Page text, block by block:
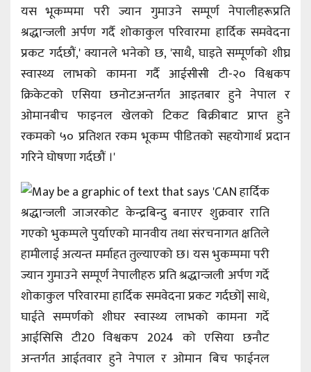
यस भूकम्पमा परी ज्यान गुमाउने सम्पूर्ण नेपालीहरूप्रति
श्रद्धान्जली अर्पण गर्दै शोकाकुल परिवारमा हार्दिक समवेदना
प्रकट गर्दछौं,' क्यानले भनेको छ, 'साथै, घाइते सम्पूर्णको शीघ्र
स्वास्थ्य लाभको कामना गर्दै आईसीसी टी-२० विश्वकप
क्रिकेटको एसिया छनोटअन्तर्गत आइतबार हुने नेपाल र
ओमानबीच फाइनल खेलको टिकट बिक्रीबाट प्राप्त हुने
रकमको ५० प्रतिशत रकम भूकम्प पीडितको सहयोगार्थ प्रदान
गरिने घोषणा गर्दछौं ।'